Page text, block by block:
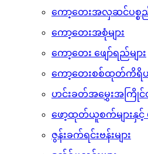
ကော့တေးအလှဆင်ပစ္စည်
ကော့တေးအစုံများ
ကော့တေး ဖျော်ရည်များ
ကော့တေးစစ်ထုတ်ကိရိယ
ဟင်းခတ်အမွှေးအကြို
ဖော့ထုတ်ယူစက်များနှင့်
ဇွန်းခက်ရင်းဗန်းများ